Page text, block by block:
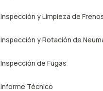
Inspección y Limpieza de
Inspección y Rotación de
Inspección de Fugas
Informe Técnico